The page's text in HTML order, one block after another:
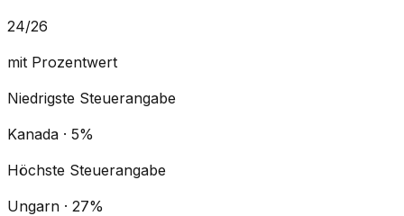
24/26
mit Prozentwert
Niedrigste Steuerangabe
Kanada · 5%
Höchste Steuerangabe
Ungarn · 27%